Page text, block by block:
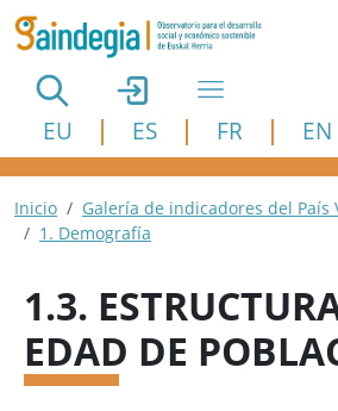
Pasar al contenido principal
EU ES FR EN
Ruta de navegación
Inicio
Galería de indicadores del País
1. Demografía
1.3.
EDAD DE